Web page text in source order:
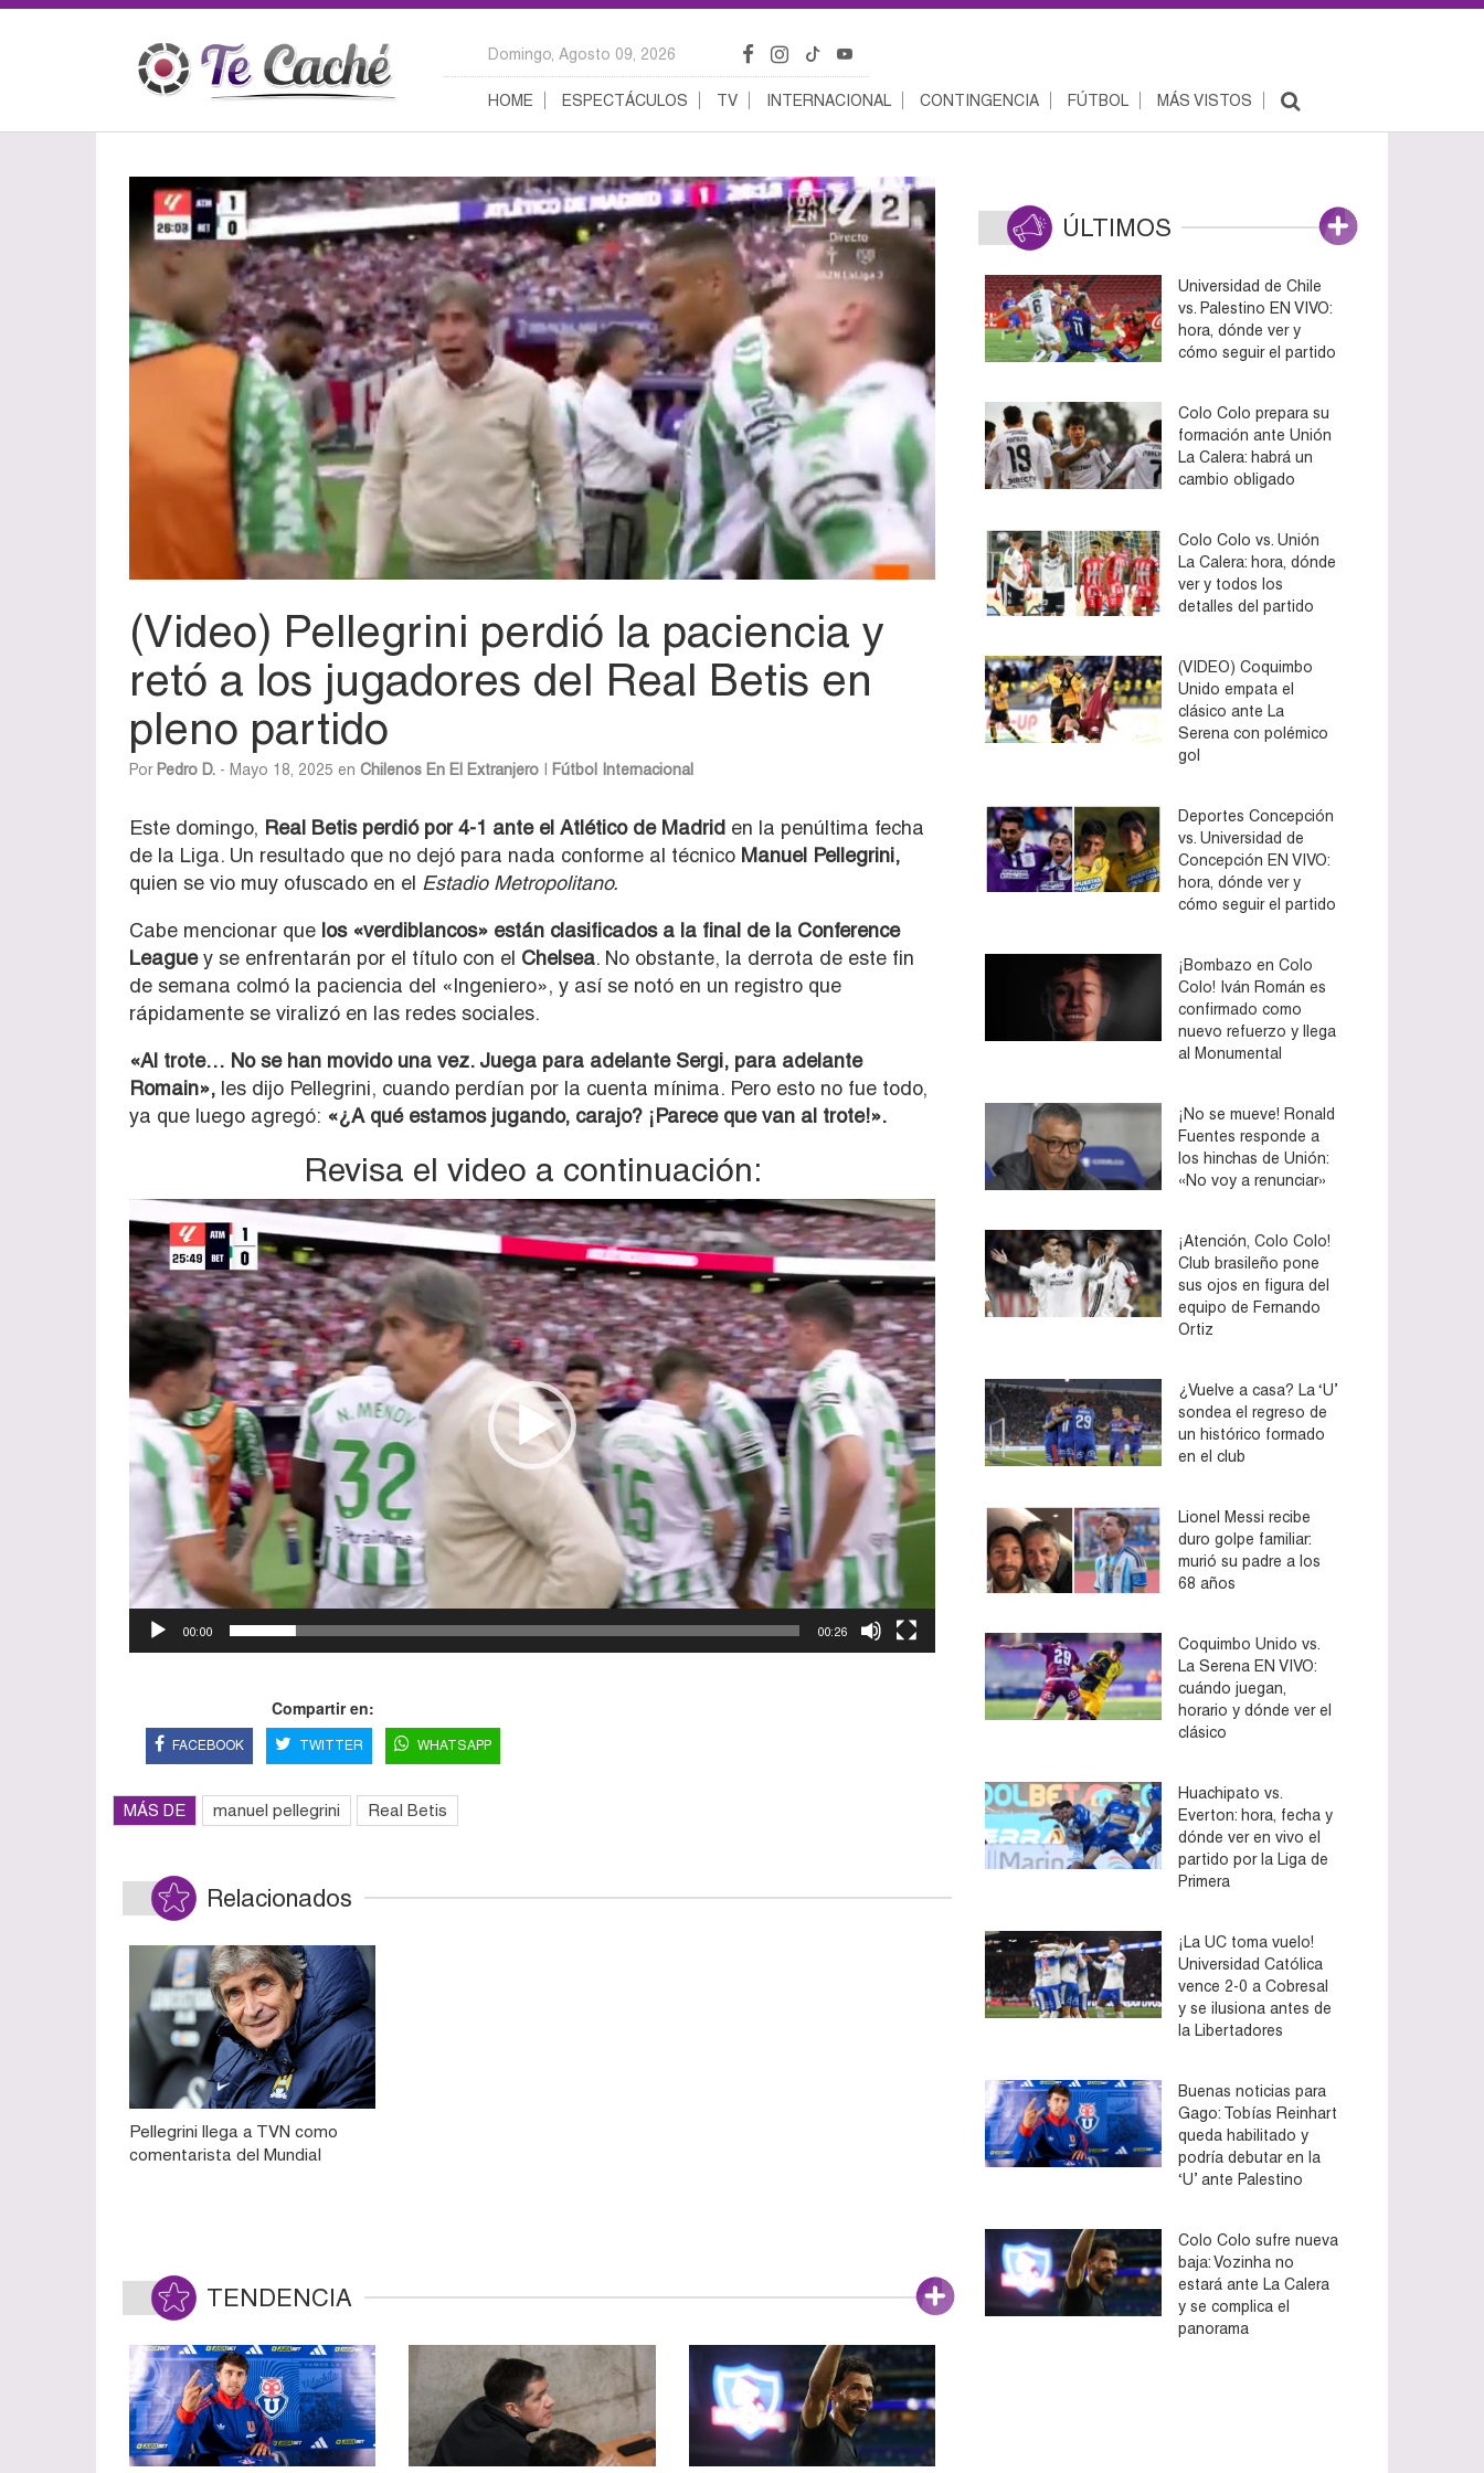
Domingo, Agosto 09, 2026
HOME ESPECTÁCULOS TV INTERNACIONAL CONTINGENCIA FÚTBOL MÁS VISTOS
(Video) Pellegrini perdió la paciencia y
retó a los jugadores del Real Betis en
pleno partido
Por Pedro D. - Mayo 18, 2025 en Chilenos En El Extranjero Fútbol Internacional
Este domingo, Real Betis perdió por 4-1 ante el Atlético de Madrid en la penúltima fecha
de la Liga. Un resultado que no dejó para nada conforme al técnico Manuel Pellegrini,
quien se vio muy ofuscado en el Estadio Metropolitano.
Cabe mencionar que los «verdiblancos» están clasificados a la final de la Conference
Leaguey se enfrentarán por el título con el Chelsea. No obstante, la derrota de este fin
de semana colmó la paciencia del «Ingeniero», y así se notó en un registro que
rápidamente se viralizó en las redes sociales.
«Al trote… No se han movido una vez. Juega para adelante Sergi, para adelante
Romain», les dijo Pellegrini, cuando perdían por la cuenta mínima. Pero esto no fue todo,
ya que luego agregó: «¿A qué estamos jugando, carajo? ¡Parece que van al trote!».
Revisa el video a continuación:
Reproductor
de
vídeo
00:00 00:26
Compartir en:
FACEBOOK TWITTER WHATSAPP
MÁS DE manuel pellegrini Real Betis
Relacionados
Pellegrini llega a TVN como
comentarista del Mundial
TENDENCIA
ÚLTIMOS
Universidad de Chile
vs. Palestino EN VIVO:
hora, dónde ver y
cómo seguir el partido
Colo Colo prepara su
formación ante Unión
La Calera: habrá un
cambio obligado
Colo Colo vs. Unión
La Calera: hora, dónde
ver y todos los
detalles del partido
(VIDEO) Coquimbo
Unido empata el
clásico ante La
Serena con polémico
gol
Deportes Concepción
vs. Universidad de
Concepción EN VIVO:
hora, dónde ver y
cómo seguir el partido
¡Bombazo en Colo
Colo! Iván Román es
confirmado como
nuevo refuerzo y llega
al Monumental
¡No se mueve! Ronald
Fuentes responde a
los hinchas de Unión:
«No voy a renunciar»
¡Atención, Colo Colo!
Club brasileño pone
sus ojos en figura del
equipo de Fernando
Ortiz
¿Vuelve a casa? La ‘U’
sondea el regreso de
un histórico formado
en el club
Lionel Messi recibe
duro golpe familiar:
murió su padre a los
68 años
Coquimbo Unido vs.
La Serena EN VIVO:
cuándo juegan,
horario y dónde ver el
clásico
Huachipato vs.
Everton: hora, fecha y
dónde ver en vivo el
partido por la Liga de
Primera
¡La UC toma vuelo!
Universidad Católica
vence 2-0 a Cobresal
y se ilusiona antes de
la Libertadores
Buenas noticias para
Gago: Tobías Reinhart
queda habilitado y
podría debutar en la
‘U’ ante Palestino
Colo Colo sufre nueva
baja: Vozinha no
estará ante La Calera
y se complica el
panorama